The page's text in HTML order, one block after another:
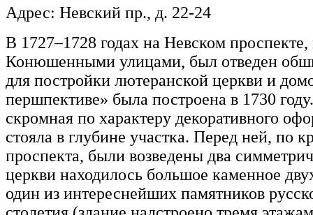
Адрес: Невский пр., д. 22-24
В 1727–1728 годах на Невском
Конюшенными улицами, был отведен
для постройки лютеранской церкви и
першпективе» была построена в 1730
скромная по характеру декоративного
стояла в глубине участка. Перед ней, по
проспекта, были возведены два
церкви находилось большое каменное
один из интереснейших памятников